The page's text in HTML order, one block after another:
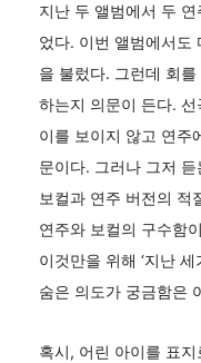
지난 두 앨범에서 두
었다. 이번 앨범에서도
을 불렀다. 그런데 회
하는지 의문이 든다.
이를 보이지 않고 연주
문이다. 그러나 그저
보컬과 연주 버전의 적
연주와 보컬의 구수함
이것만을 위해 ‘지난
숨은 의도가 궁금함은
혹시, 어린 아이를 표